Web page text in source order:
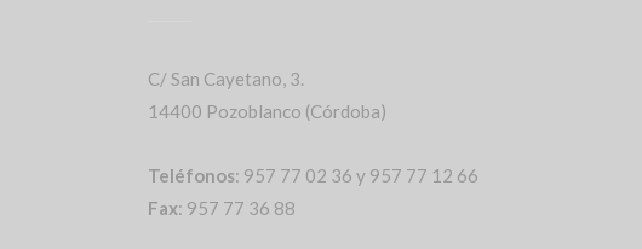
C/ San Cayetano, 3.
14400 Pozoblanco (Córdoba)
Teléfonos: 957 77 02 36 y 957 77 12 66
Fax: 957 77 36 88